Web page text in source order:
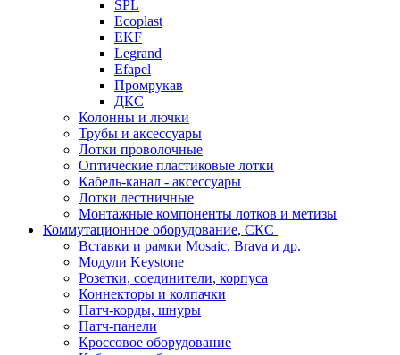
SPL
Ecoplast
EKF
Legrand
Efapel
Промрукав
ДКС
Колонны и лючки
Трубы и аксессуары
Лотки проволочные
Оптические пластиковые лотки
Кабель-канал - аксессуары
Лотки лестничные
Монтажные компоненты лотков и метизы
Коммутационное оборудование, СКС
Вставки и рамки Mosaic, Brava и др.
Модули Keystone
Розетки, соединители, корпуса
Коннекторы и колпачки
Патч-корды, шнуры
Патч-панели
Кроссовое оборудование